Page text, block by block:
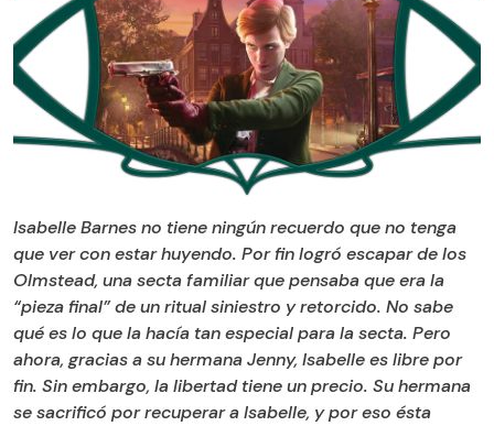
Isabelle Barnes no tiene ningún recuerdo que no tenga
que ver con estar huyendo. Por fin logró escapar de los
Olmstead, una secta familiar que pensaba que era la
“pieza final” de un ritual siniestro y retorcido. No sabe
qué es lo que la hacía tan especial para la secta. Pero
ahora, gracias a su hermana Jenny, Isabelle es libre por
fin. Sin embargo, la libertad tiene un precio. Su hermana
se sacrificó por recuperar a Isabelle, y por eso ésta